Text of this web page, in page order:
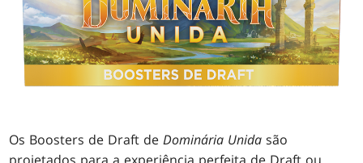
Os Boosters de Draft deDominária Unida são